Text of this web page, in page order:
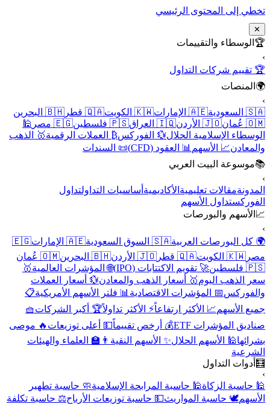
تخطي إلى المحتوى الرئيسي
✕
🏆 الوسطاء والتقييمات
›
🏆 تقييم شركات التداول
🌍 المنصات
›
🇸🇦 السعودية
🇦🇪 الإمارات 🇰🇼 الكويت 🇶🇦 قطر
🇧🇭 البحرين
🇴🇲 عُمان
🇯🇴 الأردن 🇮🇶 العراق 🇵🇸 فلسطين 🇪🇬 مصر
🕌
الوسطاء الإسلامية الحلال💱 الفوركس₿ العملات الرقمية🥇 الذهب
والمعادن📈 الأسهم 📊 العقود (CFD)
📜 السندات
📚موسوعة البيت العربي
›
المدونةمقالات تعليمية الأكاديمية أساسيات التداولتداول
الفوركستداول الأسهم
📈 الأسهم والبورصات
›
🌍 كل البورصات العربية🇸🇦 السوق السعودية 🇦🇪 الإمارات
🇪🇬
مصر 🇰🇼 الكويت 🇶🇦 قطر 🇯🇴 الأردن 🇧🇭 البحرين
🇴🇲 عُمان
🇵🇸 فلسطين
🚀 تقويم الاكتتابات (IPO) 🌐 المؤشرات العالمية🥇
سعر الذهب اليوم🥇 أسعار الذهب والمعادن💱 أسعار العملات
والفوركس📅 المؤشرات الاقتصادية 📊 فلتر الأسهم الأمريكية📋
جميع الأسهم📈 الأكثر ارتفاعاً⚡ الأكثر تداولاً🏆 أكبر الشركات🧺
صناديق المؤشرات ETF
💰 أرخص تقييماً💵 أعلى توزيعات 🔥 موصى
بشرائها🕌 الأسهم الحلال✨ الأسهم النقية 👨‍🏫 العلماء والهيئات
الشرعية
🧮 أدوات التداول
›
🕌 حاسبة الزكاة🕌 حاسبة المرابحة الإسلامية🧼 حاسبة تطهير
الأسهم🕊️ حاسبة المواريث💵 حاسبة توزيعات الأرباح⚖️ حاسبة تكلفة